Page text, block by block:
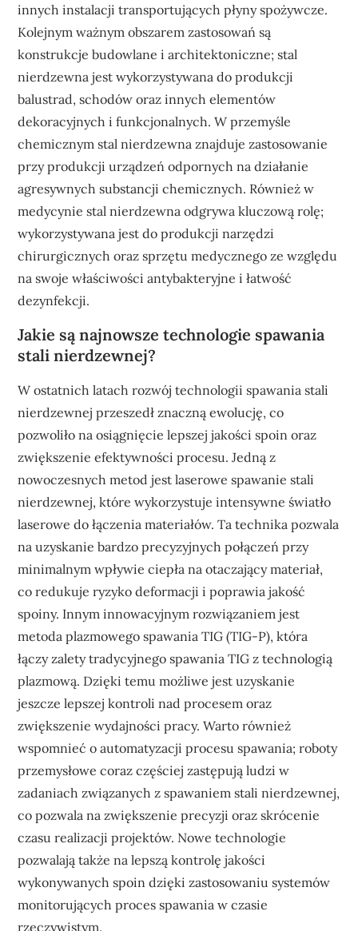
innych instalacji transportujących płyny spożywcze.
Kolejnym ważnym obszarem zastosowań są
konstrukcje budowlane i architektoniczne; stal
nierdzewna jest wykorzystywana do produkcji
balustrad, schodów oraz innych elementów
dekoracyjnych i funkcjonalnych. W przemyśle
chemicznym stal nierdzewna znajduje zastosowanie
przy produkcji urządzeń odpornych na działanie
agresywnych substancji chemicznych. Również w
medycynie stal nierdzewna odgrywa kluczową rolę;
wykorzystywana jest do produkcji narzędzi
chirurgicznych oraz sprzętu medycznego ze względu
na swoje właściwości antybakteryjne i łatwość
dezynfekcji.
Jakie są najnowsze technologie spawania
stali nierdzewnej?
W ostatnich latach rozwój technologii spawania stali
nierdzewnej przeszedł znaczną ewolucję, co
pozwoliło na osiągnięcie lepszej jakości spoin oraz
zwiększenie efektywności procesu. Jedną z
nowoczesnych metod jest laserowe spawanie stali
nierdzewnej, które wykorzystuje intensywne światło
laserowe do łączenia materiałów. Ta technika pozwala
na uzyskanie bardzo precyzyjnych połączeń przy
minimalnym wpływie ciepła na otaczający materiał,
co redukuje ryzyko deformacji i poprawia jakość
spoiny. Innym innowacyjnym rozwiązaniem jest
metoda plazmowego spawania TIG (TIG-P), która
łączy zalety tradycyjnego spawania TIG z technologią
plazmową. Dzięki temu możliwe jest uzyskanie
jeszcze lepszej kontroli nad procesem oraz
zwiększenie wydajności pracy. Warto również
wspomnieć o automatyzacji procesu spawania; roboty
przemysłowe coraz częściej zastępują ludzi w
zadaniach związanych z spawaniem stali nierdzewnej,
co pozwala na zwiększenie precyzji oraz skrócenie
czasu realizacji projektów. Nowe technologie
pozwalają także na lepszą kontrolę jakości
wykonywanych spoin dzięki zastosowaniu systemów
monitorujących proces spawania w czasie
rzeczywistym.